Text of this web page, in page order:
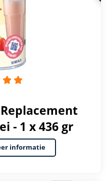
- 1 x 436 gr
informatie